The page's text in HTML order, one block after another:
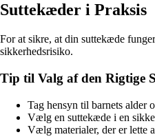
Suttekæder i Praksis
For at sikre, at din suttekæde
sikkerhedsrisiko.
Tip til Valg af den Rigtige
Tag hensyn til barnets alder
Vælg en suttekæde i en
Vælg materialer, der er lette